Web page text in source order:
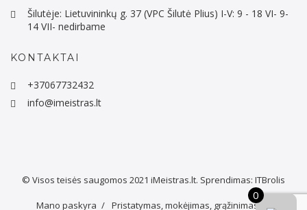
Šilutėje: Lietuvininkų g. 37 (VPC Šilutė Plius) I-V: 9 - 18 VI- 9-
14 VII- nedirbame
KONTAKTAI
+37067732432
info@imeistras.lt
© Visos teisės saugomos 2021 iMeistras.lt. Sprendimas: ITBrolis
Mano paskyra Pristatymas, mokėjimas, grąžinimas
0